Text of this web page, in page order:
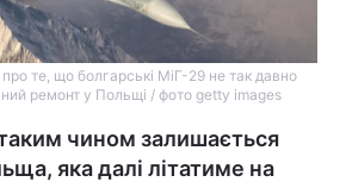
те, що болгарські МіГ-29 не так давно
ремонт у Польщі / фото getty images
чином залишається
яка далі літатиме на